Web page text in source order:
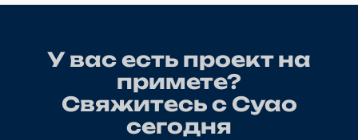
У вас есть проект на
примете?
Свяжитесь с Суао
сегодня